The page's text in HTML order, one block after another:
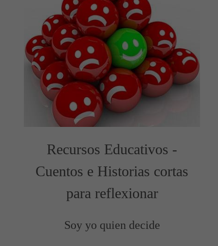
Recursos Educativos -
Cuentos e Historias cortas
para reflexionar
Soy yo quien decide